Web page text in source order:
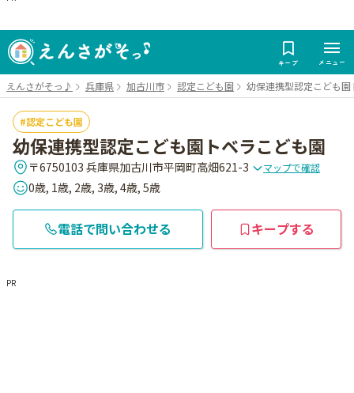
キープ メニュー
えんさがそっ♪ 兵庫県 加古川市 認定こども園 幼保連携型認定こども
認定こども園
幼保連携型認定こども園トベラこども園
〒6750103 兵庫県加古川市平岡町高畑621-3 マップで確認
0歳, 1歳, 2歳, 3歳, 4歳, 5歳
電話で問い合わせる キープする
PR